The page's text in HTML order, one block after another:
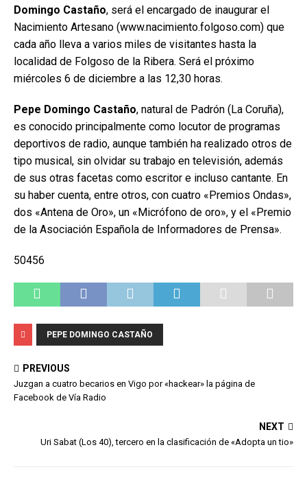
Domingo Castaño, será el encargado de inaugurar el
Nacimiento Artesano (www.nacimiento.folgoso.com) que
cada año lleva a varios miles de visitantes hasta la
localidad de Folgoso de la Ribera. Será el próximo
miércoles 6 de diciembre a las 12,30 horas.
Pepe Domingo Castaño, natural de Padrón (La Coruña),
es conocido principalmente como locutor de programas
deportivos de radio, aunque también ha realizado otros de
tipo musical, sin olvidar su trabajo en televisión, además
de sus otras facetas como escritor e incluso cantante. En
su haber cuenta, entre otros, con cuatro «Premios Ondas»,
dos «Antena de Oro», un «Micrófono de oro», y el «Premio
de la Asociación Española de Informadores de Prensa».
50456
PEPE DOMINGO CASTAÑO
PREVIOUS
Juzgan a cuatro becarios en Vigo por «hackear» la página de
Facebook de Vía Radio
NEXT
Uri Sabat (Los 40), tercero en la clasificación de «Adopta un tio»